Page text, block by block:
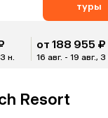
туры
н.
от 188 955 ₽
16 авг. - 19 авг., 3
Resort